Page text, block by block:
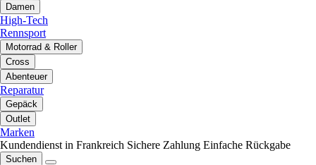
Damen
High-Tech
Rennsport
Motorrad & Roller
Cross
Abenteuer
Reparatur
Gepäck
Outlet
Marken
Kundendienst in Frankreich Sichere Zahlung Einfache Rückgabe
Suchen